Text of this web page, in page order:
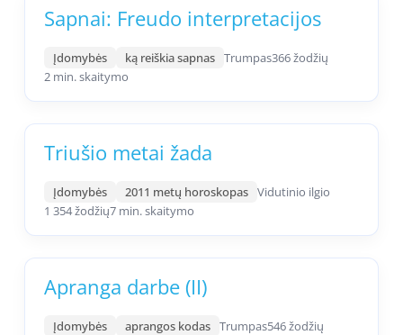
Sapnai: Freudo interpretacijos
Įdomybės ką reiškia sapnas Trumpas366 žodžių
2 min. skaitymo
Triušio metai žada
Įdomybės 2011 metų horoskopas Vidutinio ilgio
1 354 žodžių7 min. skaitymo
Apranga darbe (II)
Įdomybės aprangos kodas Trumpas546 žodžių